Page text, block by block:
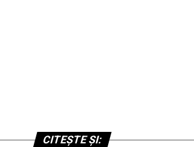
CITEȘTE ȘI: